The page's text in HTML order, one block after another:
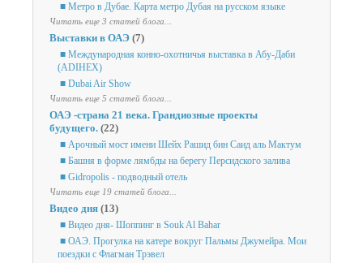
■ Метро в Дубае. Карта метро Дубая на русском языке
Читать еще 3 статей блога...
Выставки в ОАЭ (7)
■ Международная конно-охотничья выставка в Абу-Даби
(ADIHEX)
■ Dubai Air Show
Читать еще 5 статей блога...
ОАЭ -страна 21 века. Грандиозные проекты
будущего. (22)
■ Арочный мост имени Шейх Рашид бин Саид аль Мактум
■ Башня в форме лямбды на берегу Персидского залива
■ Gidropolis - подводный отель
Читать еще 19 статей блога...
Видео дня (13)
■ Видео дня- Шоппинг в Souk Al Bahar
■ ОАЭ. Прогулка на катере вокруг Пальмы Джумейра. Мои
поездки с Флагман Трэвел